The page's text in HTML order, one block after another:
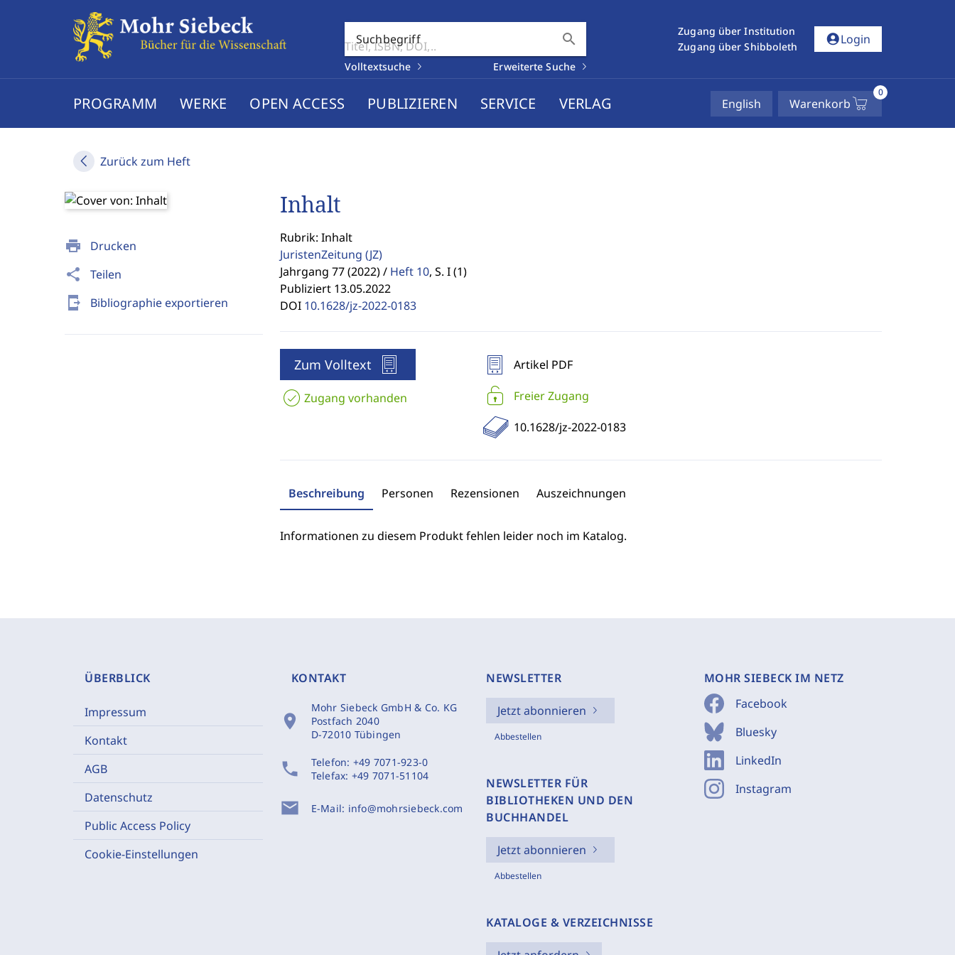
Suchbegriff search
Volltextsuche Erweiterte Suche
Zugang über Institution
Zugang über Shibboleth
account_circleLogin
PROGRAMM WERKE OPEN ACCESS PUBLIZIEREN SERVICE VERLAG English Warenkorb
0
Zurück zum Heft
print Drucken
share Teilen
send_to_mobile Bibliographie exportieren
Inhalt
Rubrik: Inhalt
JuristenZeitung (JZ)
Jahrgang 77 (2022) / Heft 10, S. I (1)
Publiziert 13.05.2022
DOI 10.1628/jz-2022-0183
Zum Volltext
Zugang vorhanden
Artikel PDF
Freier Zugang
10.1628/jz-2022-0183
Beschreibung Personen Rezensionen Auszeichnungen
Informationen zu diesem Produkt fehlen leider noch im Katalog.
ÜBERBLICK
Impressum
Kontakt
AGB
Datenschutz
Public Access Policy
Cookie-Einstellungen
KONTAKT
location_on
Mohr Siebeck GmbH & Co. KG
Postfach 2040
D-72010 Tübingen
phone Telefon: +49 7071-923-0
Telefax: +49 7071-51104
mail E-Mail: info@mohrsiebeck.com
NEWSLETTER
Jetzt abonnieren
Abbestellen
NEWSLETTER FÜR
BIBLIOTHEKEN UND DEN
BUCHHANDEL
Jetzt abonnieren
Abbestellen
KATALOGE & VERZEICHNISSE
MOHR SIEBECK IM NETZ
Facebook
Bluesky
LinkedIn
Instagram